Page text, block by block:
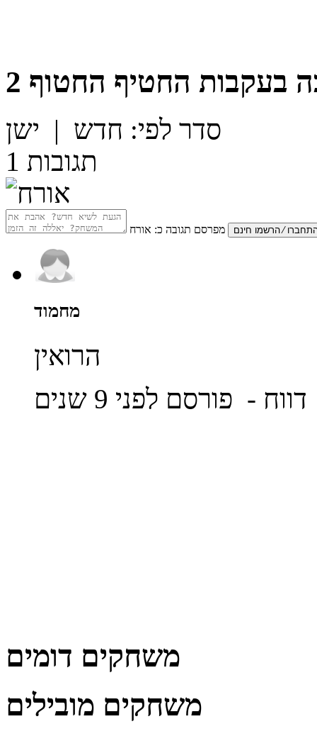
בעקבות החטיף החטוף 2
סדר לפי: חדש | ישן
1 תגובות
מפרסם תגובה כ: אורח
מחמוד
הרואין
דווח - פורסם לפני 9 שנים
משחקים דומים
משחקים מובילים